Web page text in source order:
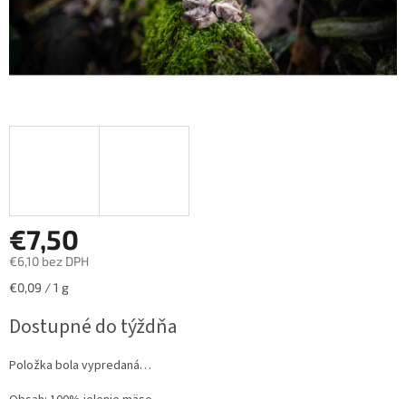
€7,50
€6,10 bez DPH
Jednotková
€0,09 / 1 g
Dostupné do týždňa
Položka bola vypredaná…